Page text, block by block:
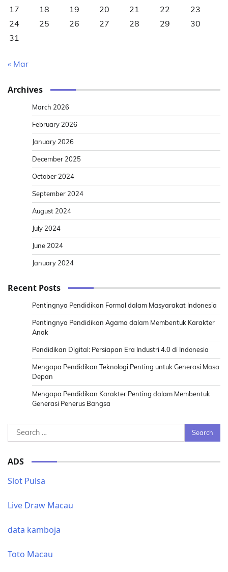
17 18 19 20 21 22
23
24
25 26 27 28 29
30
31
« Mar
Archives
March 2026
February 2026
January 2026
December 2025
October 2024
September 2024
August 2024
July 2024
June 2024
January 2024
Recent Posts
Pentingnya Pendidikan Formal dalam Masyarakat Indonesia
Pentingnya Pendidikan Agama dalam Membentuk Karakter
Anak
Pendidikan Digital: Persiapan Era Industri 4.0 di Indonesia
Mengapa Pendidikan Teknologi Penting untuk Generasi Masa
Depan
Mengapa Pendidikan Karakter Penting dalam Membentuk
Generasi Penerus Bangsa
Search
for:
ADS
Slot Pulsa
Live Draw Macau
data kamboja
Toto Macau